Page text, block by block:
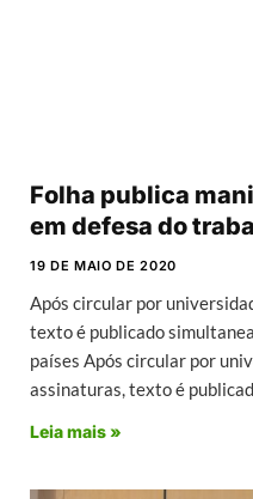
Folha publica
em defesa do
19 DE MAIO DE 2020
Após circular por
texto é publicado
países Após circular por
assinaturas, texto é
Leia mais »